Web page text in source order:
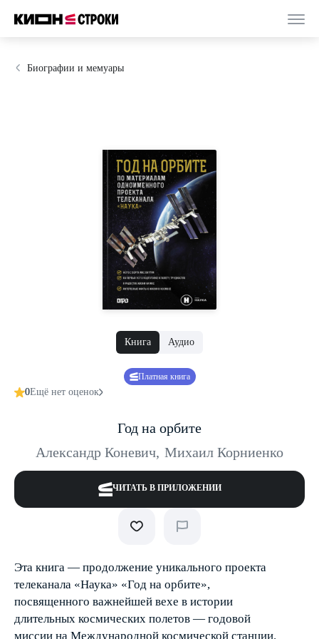
Биографии и мемуары
Книга Аудио
Платная книга
0Ещё нет оценок
Год на орбите
Александр Коневич, Михаил Корниенко
ЧИТАТЬ В ПРИЛОЖЕНИИ
Эта книга — продолжение уникального проекта
телеканала «Наука» «Год на орбите»,
посвященного важнейшей вехе в истории
длительных космических полетов — годовой
миссии на Международной космической станции.